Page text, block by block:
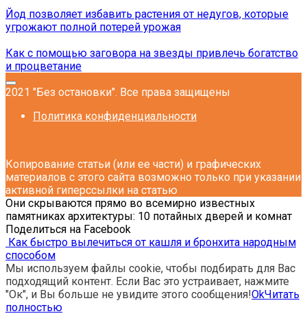
Йод позволяет избавить растения от недугов, которые
угрожают полной потерей урожая
Как с помощью заговора на звезды привлечь богатство
и процветание
2021 "Без остановки". Все права защищены
Политика конфиденциальности
Копирование статьи (или ее части) и графических
материалов с этого сайта возможно только при указании
активной гиперссылки на статью
Они скрываются прямо во всемирно известных
памятниках архитектуры: 10 потайных дверей и комнат
Поделиться на Facebook
Как быстро вылечиться от кашля и бронхита народным
способом
Мы используем файлы cookie, чтобы подбирать для Вас
подходящий контент. Если Вас это устраивает, нажмите
"Ок", и Вы больше не увидите этого сообщения!OkЧитать
полностью